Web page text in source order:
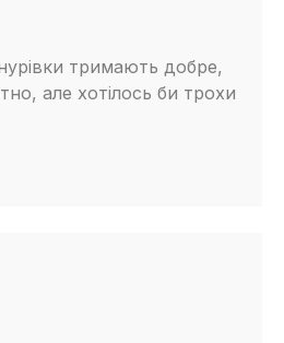
тримають добре,
але хотілось би трохи